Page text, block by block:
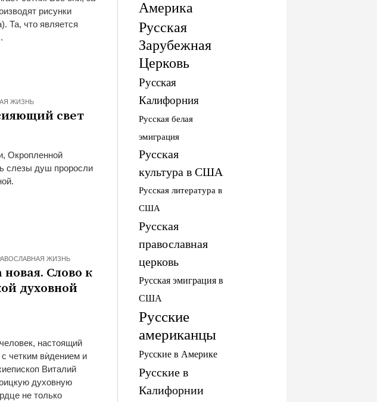
рисунки
Та, что является
ЖИЗНЬ
свет
Окропленной
слезы душ проросли
безмерной.
ЖИЗНЬ
Слово к
духовной
настоящий
четким вѝдением и
Виталий
духовную
не только
Америка
Русская
Зарубежная
Церковь
Русская
Калифорния
Русская белая
эмиграция
Русская
культура в США
Русская литература в
США
Русская
православная
церковь
Русская эмиграция в
США
Русские
американцы
Русские в Америке
Русские в
Калифорнии